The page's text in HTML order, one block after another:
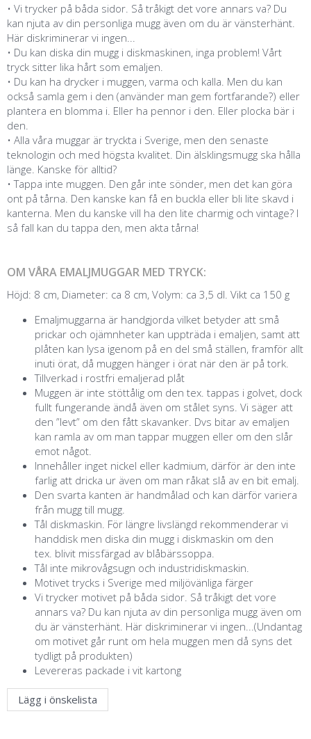
• Vi trycker på båda sidor. Så tråkigt det vore annars va? Du
kan njuta av din personliga mugg även om du är vänsterhänt.
Här diskriminerar vi ingen...
• Du kan diska din mugg i diskmaskinen, inga problem! Vårt
tryck sitter lika hårt som emaljen.
• Du kan ha drycker i muggen, varma och kalla. Men du kan
också samla gem i den (använder man gem fortfarande?) eller
plantera en blomma i. Eller ha pennor i den. Eller plocka bär i
den.
• Alla våra muggar är tryckta i Sverige, men den senaste
teknologin och med högsta kvalitet. Din älsklingsmugg ska hålla
länge. Kanske för alltid?
• Tappa inte muggen. Den går inte sönder, men det kan göra
ont på tårna. Den kanske kan få en buckla eller bli lite skavd i
kanterna. Men du kanske vill ha den lite charmig och vintage? I
så fall kan du tappa den, men akta tårna!
OM VÅRA EMALJMUGGAR MED TRYCK:
Höjd: 8 cm, Diameter: ca 8 cm, Volym: ca 3,5 dl. Vikt ca 150 g
Emaljmuggarna är handgjorda vilket betyder att små
prickar och ojämnheter kan uppträda i emaljen, samt att
plåten kan lysa igenom på en del små ställen, framför allt
inuti örat, då muggen hänger i örat när den är på tork.
Tillverkad i rostfri emaljerad plåt
Muggen är inte stöttålig om den tex. tappas i golvet, dock
fullt fungerande ändå även om stålet syns. Vi säger att
den ”levt” om den fått skavanker. Dvs bitar av emaljen
kan ramla av om man tappar muggen eller om den slår
emot något.
Innehåller inget nickel eller kadmium, därför är den inte
farlig att dricka ur även om man råkat slå av en bit emalj.
Den svarta kanten är handmålad och kan därför variera
från mugg till mugg.
Tål diskmaskin. För längre livslängd rekommenderar vi
handdisk men diska din mugg i diskmaskin om den
tex. blivit missfärgad av blåbärssoppa.
Tål inte mikrovågsugn och industridiskmaskin.
Motivet trycks i Sverige med miljövänliga färger
Vi trycker motivet på båda sidor. Så tråkigt det vore
annars va? Du kan njuta av din personliga mugg även om
du är vänsterhänt. Här diskriminerar vi ingen...(Undantag
om motivet går runt om hela muggen men då syns det
tydligt på produkten)
Levereras packade i vit kartong
Lägg i önskelista